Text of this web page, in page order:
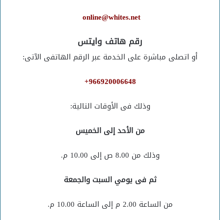
online@whites.net
رقم هاتف وايتس
أو اتصلى مباشرة على الخدمة عبر الرقم الهاتفى الآتى:
966920006648+
وذلك فى الأوقات التالية:
من الأحد إلى الخميس
وذلك من 8.00 ص إلى 10.00 م.
ثم فى يومي السبت والجمعة
من الساعة 2.00 م إلى الساعة 10.00 م.